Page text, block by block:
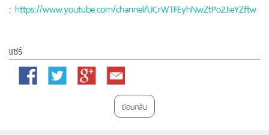
: https://www.youtube.com/channel/UCrWTFEyhNwZtPo2JieYZftw
แชร์
Facebook Twitter
Google
Email
ย้อนกลับ